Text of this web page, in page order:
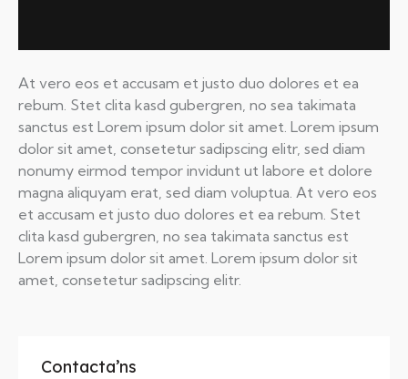
At vero eos et accusam et justo duo dolores et ea
rebum. Stet clita kasd gubergren, no sea takimata
sanctus est Lorem ipsum dolor sit amet. Lorem ipsum
dolor sit amet, consetetur sadipscing elitr, sed diam
nonumy eirmod tempor invidunt ut labore et dolore
magna aliquyam erat, sed diam voluptua. At vero eos
et accusam et justo duo dolores et ea rebum. Stet
clita kasd gubergren, no sea takimata sanctus est
Lorem ipsum dolor sit amet. Lorem ipsum dolor sit
amet, consetetur sadipscing elitr.
Contacta’ns